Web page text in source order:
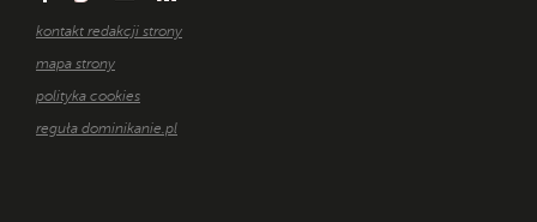
kontakt redakcji strony
mapa strony
polityka cookies
reguła dominikanie.pl